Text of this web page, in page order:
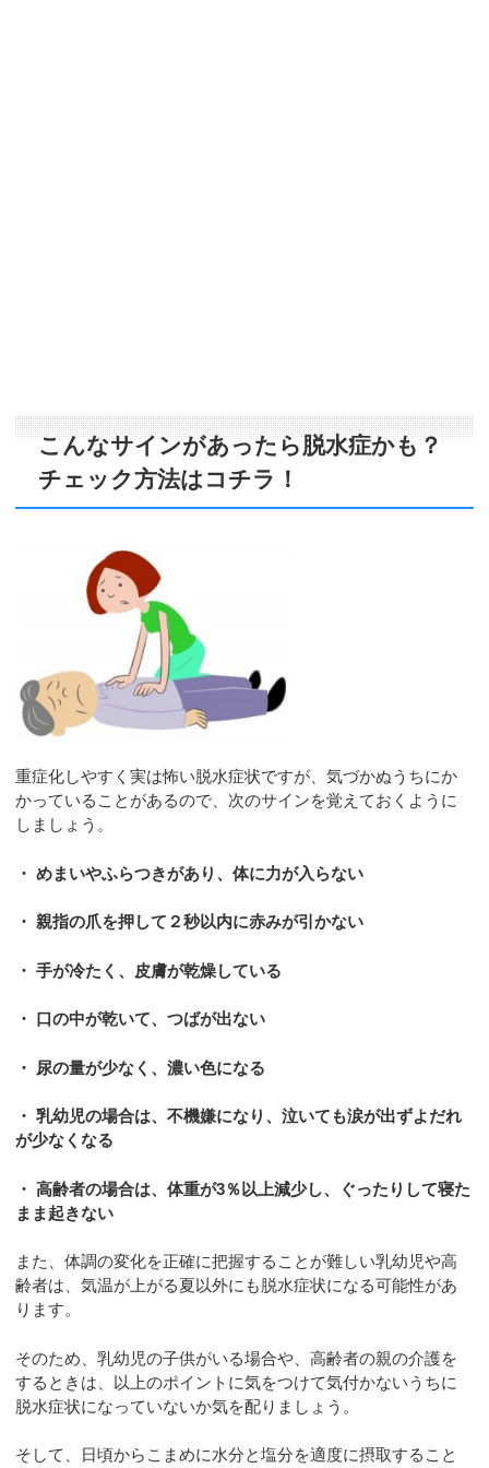
こんなサインがあったら脱水症かも？
チェック方法はコチラ！
重症化しやすく実は怖い脱水症状ですが、気づかぬうちにか
かっていることがあるので、次のサインを覚えておくように
しましょう。
・ めまいやふらつきがあり、体に力が入らない
・ 親指の爪を押して２秒以内に赤みが引かない
・ 手が冷たく、皮膚が乾燥している
・ 口の中が乾いて、つばが出ない
・ 尿の量が少なく、濃い色になる
・ 乳幼児の場合は、不機嫌になり、泣いても涙が出ずよだれ
が少なくなる
・ 高齢者の場合は、体重が3％以上減少し、ぐったりして寝た
まま起きない
また、体調の変化を正確に把握することが難しい乳幼児や高
齢者は、気温が上がる夏以外にも脱水症状になる可能性があ
ります。
そのため、乳幼児の子供がいる場合や、高齢者の親の介護を
するときは、以上のポイントに気をつけて気付かないうちに
脱水症状になっていないか気を配りましょう。
そして、日頃からこまめに水分と塩分を適度に摂取すること